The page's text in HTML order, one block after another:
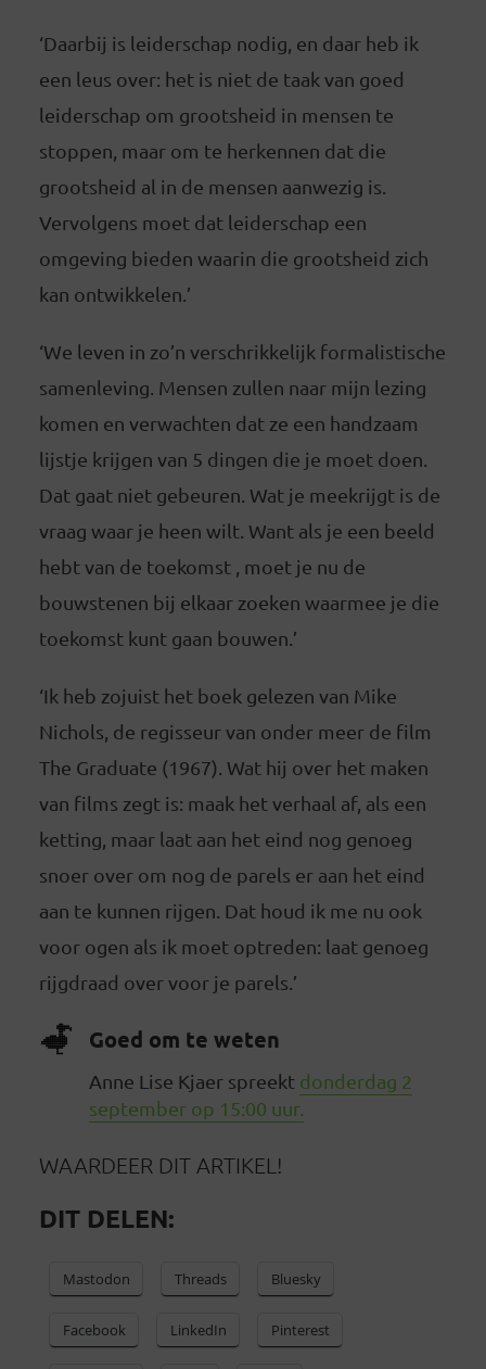
‘Daarbij is leiderschap nodig, en daar heb ik
een leus over: het is niet de taak van goed
leiderschap om grootsheid in mensen te
stoppen, maar om te herkennen dat die
grootsheid al in de mensen aanwezig is.
Vervolgens moet dat leiderschap een
omgeving bieden waarin die grootsheid zich
kan ontwikkelen.’
‘We leven in zo’n verschrikkelijk formalistische
samenleving. Mensen zullen naar mijn lezing
komen en verwachten dat ze een handzaam
lijstje krijgen van 5 dingen die je moet doen.
Dat gaat niet gebeuren. Wat je meekrijgt is de
vraag waar je heen wilt. Want als je een beeld
hebt van de toekomst , moet je nu de
bouwstenen bij elkaar zoeken waarmee je die
toekomst kunt gaan bouwen.’
‘Ik heb zojuist het boek gelezen van Mike
Nichols, de regisseur van onder meer de film
The Graduate (1967). Wat hij over het maken
van films zegt is: maak het verhaal af, als een
ketting, maar laat aan het eind nog genoeg
snoer over om nog de parels er aan het eind
aan te kunnen rijgen. Dat houd ik me nu ook
voor ogen als ik moet optreden: laat genoeg
rijgdraad over voor je parels.’
Goed om te weten
Anne Lise Kjaer spreekt donderdag 2
september op 15:00 uur.
WAARDEER DIT ARTIKEL!
DIT DELEN:
Mastodon Threads Bluesky
Facebook LinkedIn Pinterest